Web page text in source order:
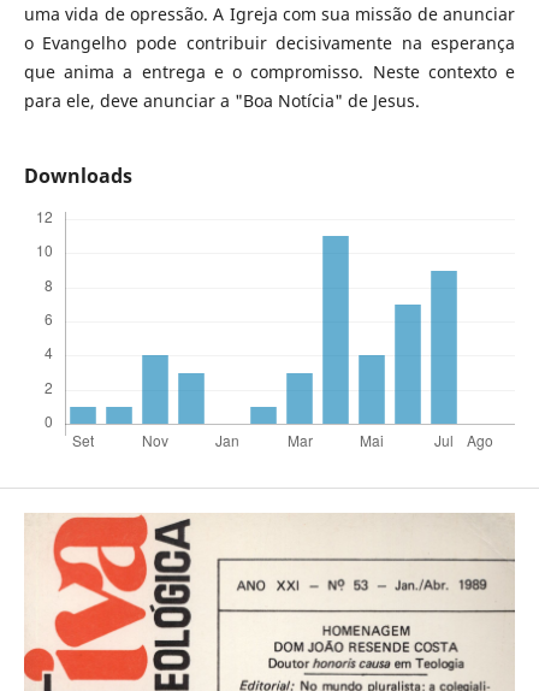
uma vida de opressão. A Igreja com sua missão de anunciar
o Evangelho pode contribuir decisivamente na esperança
que anima a entrega e o compromisso. Neste contexto e
para ele, deve anunciar a "Boa Notícia" de Jesus.
Downloads